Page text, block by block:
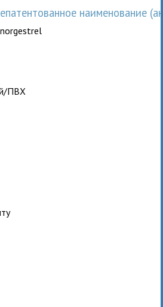
наименование
ПВХ